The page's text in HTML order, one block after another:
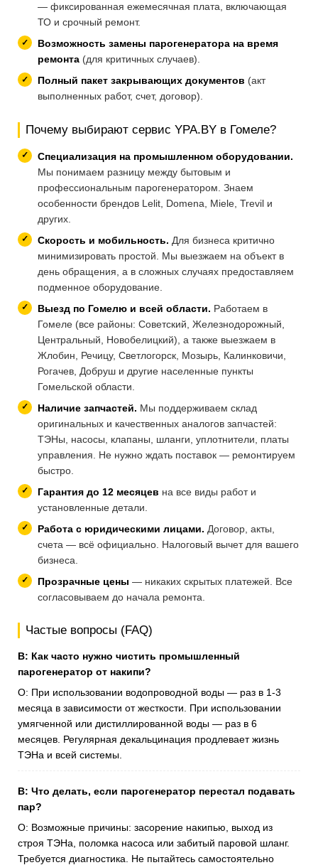
— фиксированная ежемесячная плата, включающая
ТО и срочный ремонт.
Возможность замены парогенератора на время
ремонта (для критичных случаев).
Полный пакет закрывающих документов (акт
выполненных работ, счет, договор).
Почему выбирают сервис YPA.BY в Гомеле?
Специализация на промышленном оборудовании.
Мы понимаем разницу между бытовым и
профессиональным парогенератором. Знаем
особенности брендов Lelit, Domena, Miele, Trevil и
других.
Скорость и мобильность. Для бизнеса критично
минимизировать простой. Мы выезжаем на объект в
день обращения, а в сложных случаях предоставляем
подменное оборудование.
Выезд по Гомелю и всей области. Работаем в
Гомеле (все районы: Советский, Железнодорожный,
Центральный, Новобелицкий), а также выезжаем в
Жлобин, Речицу, Светлогорск, Мозырь, Калинковичи,
Рогачев, Добруш и другие населенные пункты
Гомельской области.
Наличие запчастей. Мы поддерживаем склад
оригинальных и качественных аналогов запчастей:
ТЭНы, насосы, клапаны, шланги, уплотнители, платы
управления. Не нужно ждать поставок — ремонтируем
быстро.
Гарантия до 12 месяцев на все виды работ и
установленные детали.
Работа с юридическими лицами. Договор, акты,
счета — всё официально. Налоговый вычет для вашего
бизнеса.
Прозрачные цены — никаких скрытых платежей. Все
согласовываем до начала ремонта.
Частые вопросы (FAQ)
В: Как часто нужно чистить промышленный
парогенератор от накипи?
О: При использовании водопроводной воды — раз в 1-3
месяца в зависимости от жесткости. При использовании
умягченной или дистиллированной воды — раз в 6
месяцев. Регулярная декальцинация продлевает жизнь
ТЭНа и всей системы.
В: Что делать, если парогенератор перестал подавать
пар?
О: Возможные причины: засорение накипью, выход из
строя ТЭНа, поломка насоса или забитый паровой шланг.
Требуется диагностика. Не пытайтесь самостоятельно